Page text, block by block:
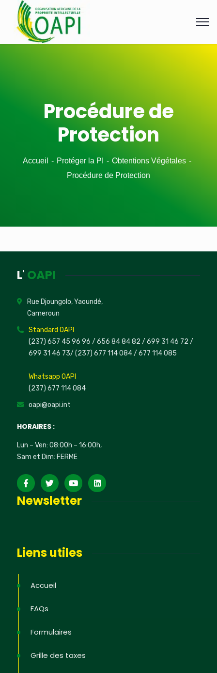
Procédure de
Protection
Accueil Protéger la PI
Obtentions Végétales
Procédure de Protection
L' OAPI
Rue Djoungolo, Yaoundé,
Cameroun
Standard OAPI
(237) 657 45 96 96 / 656 84 84 82 / 699 31 46 72 /
699 31 46 73/ (237) 677 114 084 / 677 114 085
Whatsapp OAPI
(237) 677 114 084
oapi@oapi.int
HORAIRES :
Lun – Ven: 08:00h – 16:00h,
Sam et Dim: FERME
Newsletter
Liens utiles
Accueil
FAQs
Formulaires
Grille des taxes